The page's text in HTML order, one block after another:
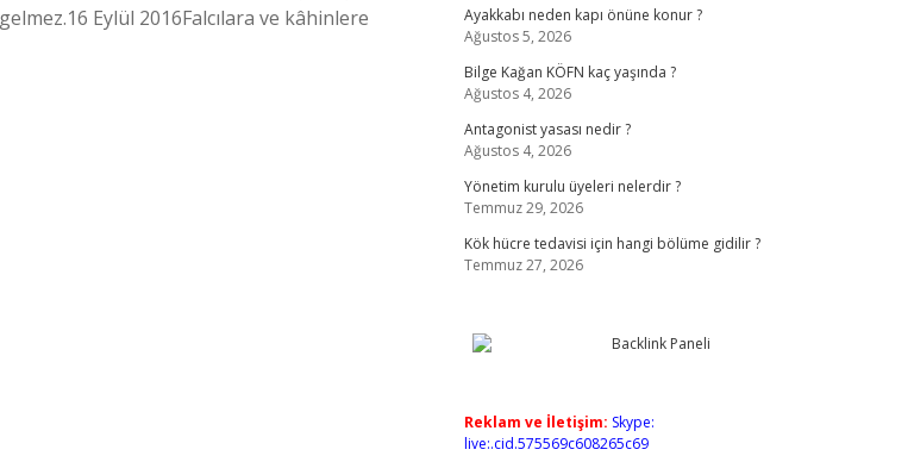
Eylül 2016Falcılara ve kâhinlere
Ayakkabı neden kapı önüne konur ?
Ağustos 5, 2026
Bilge Kağan KÖFN kaç yaşında ?
Ağustos 4, 2026
Antagonist yasası nedir ?
Ağustos 4, 2026
Yönetim kurulu üyeleri nelerdir ?
Temmuz 29, 2026
Kök hücre tedavisi için hangi bölüme gidilir ?
Temmuz 27, 2026
Reklam ve İletişim: Skype:
live:.cid.575569c608265c69